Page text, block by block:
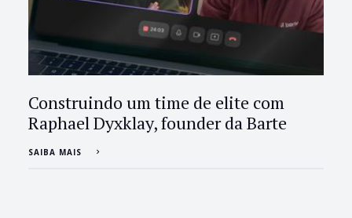
Construindo um time de elite com
Raphael Dyxklay, founder da Barte
SAIBA MAIS